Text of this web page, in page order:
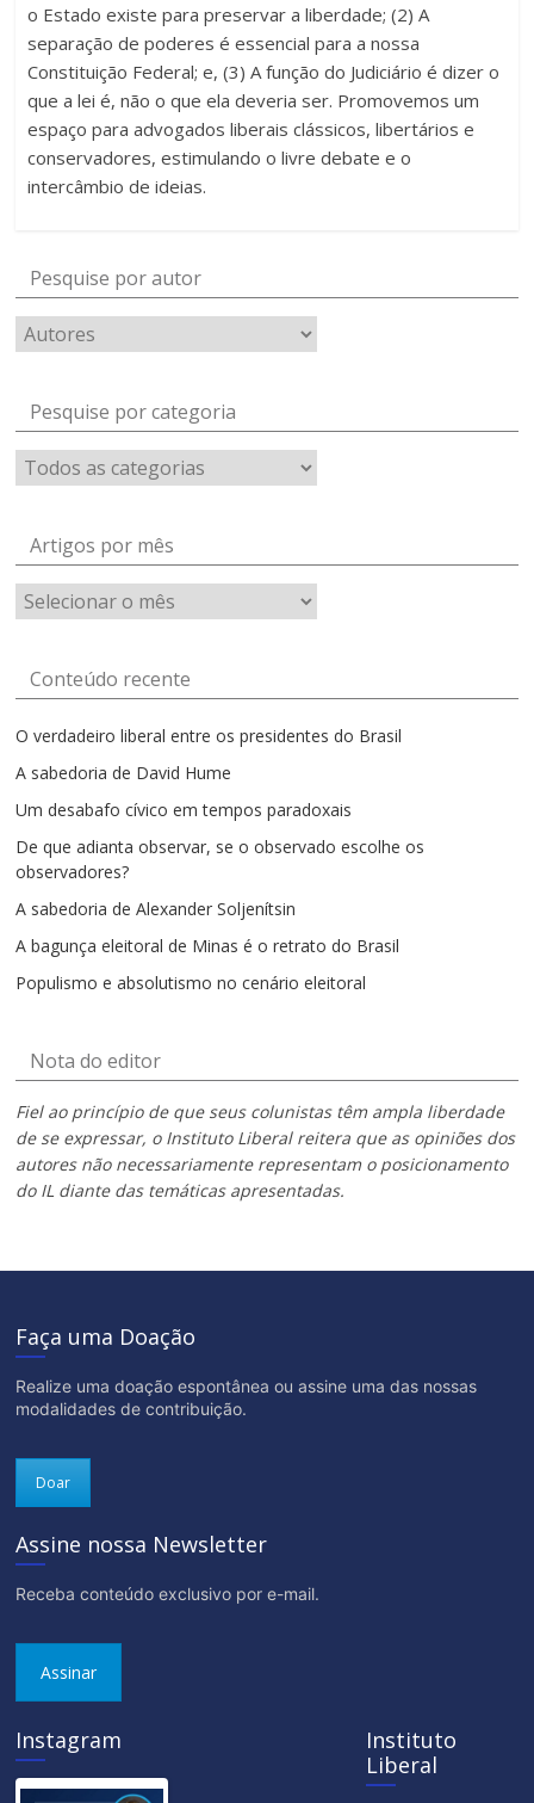
o Estado existe para preservar a liberdade; (2) A
separação de poderes é essencial para a nossa
Constituição Federal; e, (3) A função do Judiciário é dizer o
que a lei é, não o que ela deveria ser. Promovemos um
espaço para advogados liberais clássicos, libertários e
conservadores, estimulando o livre debate e o
intercâmbio de ideias.
Pesquise por autor
Pesquise por categoria
Artigos por mês
Artigos
por
Conteúdo recente
O verdadeiro liberal entre os presidentes do Brasil
A sabedoria de David Hume
Um desabafo cívico em tempos paradoxais
De que adianta observar, se o observado escolhe os
observadores?
A sabedoria de Alexander Soljenítsin
A bagunça eleitoral de Minas é o retrato do Brasil
Populismo e absolutismo no cenário eleitoral
Nota do editor
Fiel ao princípio de que seus colunistas têm ampla liberdade
de se expressar, o Instituto Liberal reitera que as opiniões dos
autores não necessariamente representam o posicionamento
do IL diante das temáticas apresentadas.
Faça uma Doação
Realize uma doação espontânea ou assine uma das nossas
modalidades de contribuição.
Doar
Assine nossa Newsletter
Receba conteúdo exclusivo por e-mail.
Assinar
Instagram
Instituto
Liberal